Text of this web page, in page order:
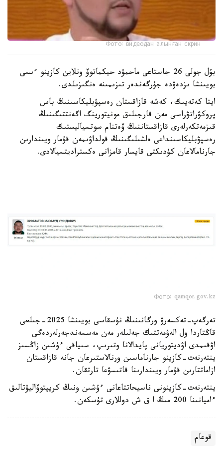
Фото: видеодан алынған скрин
بۇل جولى 26 جاستاعى ماحمۋد حيكماتوۆ ونلاين كازينو ءىسى
بويىنشا ىزدەۋدە جۇرگەندەر تىزىمىنە ەنگىزىلدى.
ايتا كەتەيىك، كەشە قازاقستان رەسپۋبليكاسىنىڭ باس
پروكۋراتۋراسى مەن قارجىلىق مونيتورينگ اگەنتتىگىنىڭ
قىزمەتكەرلەرى قازاقستاننىڭ ۆەتنام سوتسياليستىك
رەسپۋبليكاسىنداعى ەلشىلىگىنىڭ قولداۋىمەن قۇمار ويىندارىن
جارنامالاعان كۇدىكتى قايسار قامزانى ەكستراديتسيالادى.
Фото: qamqor.gov.kz
تەرگەپ-تەكسەرۋ ورگانىنىڭ نۇسقاسى بويىنشا 2025-جىلعى
قاڭتاردا ول الەۋمەتتىك جەلىلەر مەن مەسسەندجەرلەردەگى
اۋقىمدى اۋديتوريانى پايدالانا وتىرىپ، سىياقى ءۇشىن زاڭسىز
ينتەرنەت-كازينو جارناماسىن ورنالاستىرعان جانە قازاقستان
ازاماتتارىن قۇمار ويىندارىنا قاتىسۋعا تارتقان.
ينتەرنەت-كازينونى ناسيحاتتاعانى ءۇشىن ونىڭ كريپتوۆاليۋتالىق
ءاميانىنا 200 مىڭ ا ق ش دوللارى تۇسكەن.
قوعام